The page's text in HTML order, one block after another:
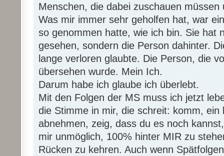
Menschen, die dabei zuschauen
Was mir immer sehr geholfen hat, war
so genommen hatte, wie ich bin. Sie hat
gesehen, sondern die Person dahinter.
lange verloren glaubte. Die Person, die
übersehen wurde. Mein Ich.
Darum habe ich glaube ich überlebt.
Mit den Folgen der MS muss ich jetzt
die Stimme in mir, die schreit: komm, ein
abnehmen, zeig, dass du es noch
mir unmöglich, 100% hinter MIR zu
Rücken zu kehren. Auch wenn